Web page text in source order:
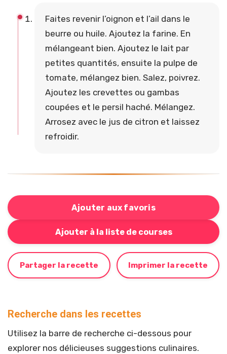
Faites revenir l’oignon et l’ail dans le
beurre ou huile. Ajoutez la farine. En
mélangeant bien. Ajoutez le lait par
petites quantités, ensuite la pulpe de
tomate, mélangez bien. Salez, poivrez.
Ajoutez les crevettes ou gambas
coupées et le persil haché. Mélangez.
Arrosez avec le jus de citron et laissez
refroidir.
Ajouter aux favoris
Ajouter à la liste de courses
Bouton pour ajouter cette recette à votre liste de
Partager la recette Imprimer la recette
Recherche dans les recettes
Utilisez la barre de recherche ci-dessous pour
explorer nos délicieuses suggestions culinaires.